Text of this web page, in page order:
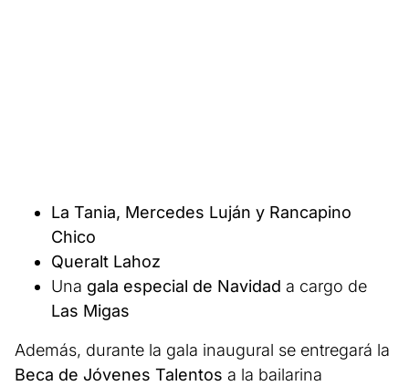
La Tania, Mercedes Luján y Rancapino
Chico
Queralt Lahoz
Una gala especial de Navidad a cargo de
Las Migas
Además, durante la gala inaugural se entregará la
Beca de Jóvenes Talentos a la bailarina